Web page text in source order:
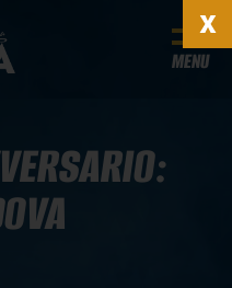
MENU